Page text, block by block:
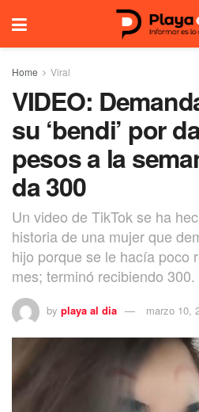
Home Viral
VIDEO:
su ‘bendi’ por
pesos a la
da 300
Un video de TikTok se ha
historia de una mujer que
hijo porque se le hacía poco
mes; terminó recibiendo 300.
by playa al dia marzo 10,